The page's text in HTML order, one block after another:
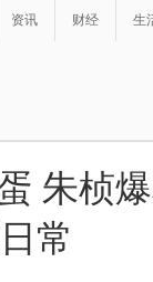
资讯 财经 生
朱桢
常